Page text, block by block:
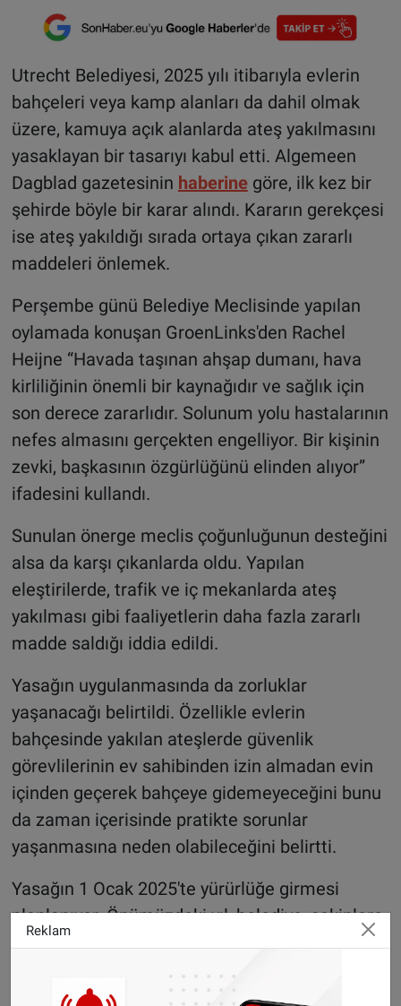
Utrecht Belediyesi, 2025 yılı itibarıyla evlerin
bahçeleri veya kamp alanları da dahil olmak
üzere, kamuya açık alanlarda ateş yakılmasını
yasaklayan bir tasarıyı kabul etti. Algemeen
Dagblad gazetesinin haberinegöre, ilk kez bir
şehirde böyle bir karar alındı. Kararın gerekçesi
ise ateş yakıldığı sırada ortaya çıkan zararlı
maddeleri önlemek.
Perşembe günü Belediye Meclisinde yapılan
oylamada konuşan GroenLinks'den Rachel
Heijne “Havada taşınan ahşap dumanı, hava
kirliliğinin önemli bir kaynağıdır ve sağlık için
son derece zararlıdır. Solunum yolu hastalarının
nefes almasını gerçekten engelliyor. Bir kişinin
zevki, başkasının özgürlüğünü elinden alıyor”
ifadesini kullandı.
Sunulan önerge meclis çoğunluğunun desteğini
alsa da karşı çıkanlarda oldu. Yapılan
eleştirilerde, trafik ve iç mekanlarda ateş
yakılması gibi faaliyetlerin daha fazla zararlı
madde saldığı iddia edildi.
Yasağın uygulanmasında da zorluklar
yaşanacağı belirtildi. Özellikle evlerin
bahçesinde yakılan ateşlerde güvenlik
görevlilerinin ev sahibinden izin almadan evin
içinden geçerek bahçeye gidemeyeceğini bunu
da zaman içerisinde pratikte sorunlar
yaşanmasına neden olabileceğini belirtti.
Yasağın 1 Ocak 2025'te yürürlüğe girmesi
planlanıyor. Önümüzdeki yıl, belediye, sakinlere
bilgi vermek için kapsamlı bir kampanya
Reklam